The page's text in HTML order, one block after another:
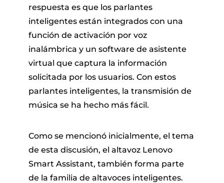
respuesta es que los parlantes
inteligentes están integrados con una
función de activación por voz
inalámbrica y un software de asistente
virtual que captura la información
solicitada por los usuarios. Con estos
parlantes inteligentes, la transmisión de
música se ha hecho más fácil.
Como se mencionó inicialmente, el tema
de esta discusión, el altavoz Lenovo
Smart Assistant, también forma parte
de la familia de altavoces inteligentes.